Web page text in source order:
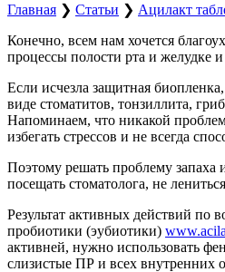
Главная ❯ Статьи ❯ Ацилакт
Конечно, всем нам хочется
процессы полости рта и желудке
Если исчезла защитная
виде стоматитов, тонзиллита,
Напоминаем, что никакой
избегать стрессов и не всегда
Поэтому решать проблему запаха
посещать стоматолога, не
Результат активных действий по
пробиотики (эубиотики)
активней, нужно использовать
слизистые ПР и всех внутренних